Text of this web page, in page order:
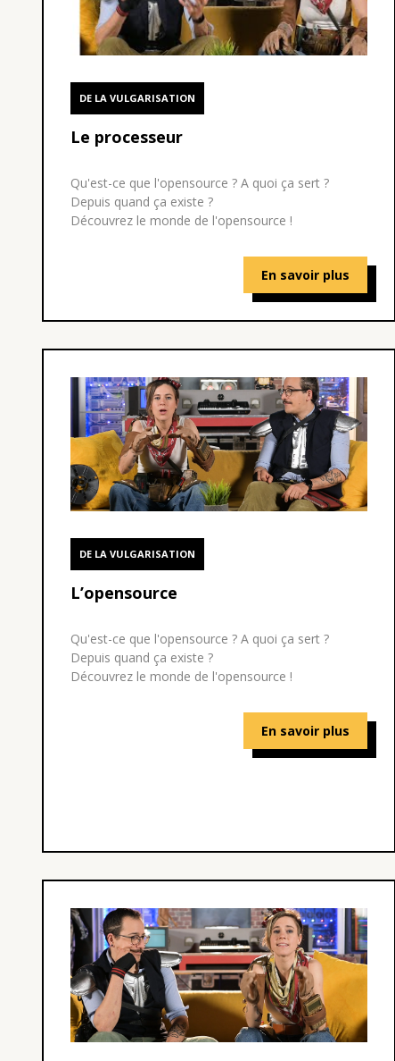
DE LA VULGARISATION
Le processeur
Qu'est-ce que l'opensource ? A quoi ça sert ?
Depuis quand ça existe ?
Découvrez le monde de l'opensource !
En savoir plus
DE LA VULGARISATION
L’opensource
Qu'est-ce que l'opensource ? A quoi ça sert ?
Depuis quand ça existe ?
Découvrez le monde de l'opensource !
En savoir plus